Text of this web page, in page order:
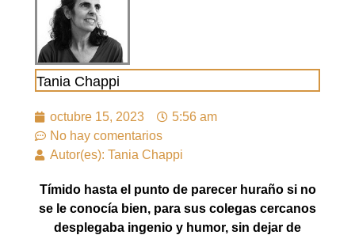
Tania Chappi
octubre 15, 2023
5:56 am
No hay comentarios
Autor(es): Tania Chappi
Tímido hasta el punto de parecer huraño si no
se le conocía bien, para sus colegas cercanos
desplegaba ingenio y humor, sin dejar de